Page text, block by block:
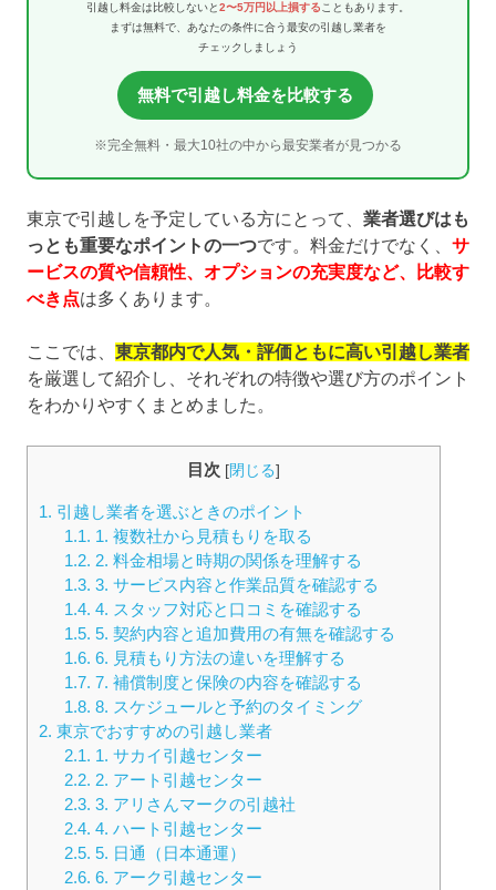
引越し料金は比較しないと2〜5万円以上損することもあります。
まずは無料で、あなたの条件に合う最安の引越し業者を
チェックしましょう
無料で引越し料金を比較する
※完全無料・最大10社の中から最安業者が見つかる
東京で引越しを予定している方にとって、 業者選びはも
っとも重要なポイントの一つです。料金だけでなく、 サ
ービスの質や信頼性、オプションの充実度など、比較す
べき点は多くあります。
ここでは、 東京都内で人気・評価ともに高い引越し業者
を厳選して紹介し、それぞれの特徴や選び方のポイント
をわかりやすくまとめました。
目次 [閉じる]
1. 引越し業者を選ぶときのポイント
1.1. 1. 複数社から見積もりを取る
1.2. 2. 料金相場と時期の関係を理解する
1.3. 3. サービス内容と作業品質を確認する
1.4. 4. スタッフ対応と口コミを確認する
1.5. 5. 契約内容と追加費用の有無を確認する
1.6. 6. 見積もり方法の違いを理解する
1.7. 7. 補償制度と保険の内容を確認する
1.8. 8. スケジュールと予約のタイミング
2. 東京でおすすめの引越し業者
2.1. 1. サカイ引越センター
2.2. 2. アート引越センター
2.3. 3. アリさんマークの引越社
2.4. 4. ハート引越センター
2.5. 5. 日通（日本通運）
2.6. 6. アーク引越センター